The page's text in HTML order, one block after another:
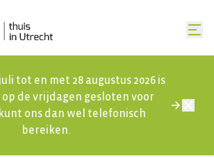
tot en met 28 augustus 2026 is
de vrijdagen gesloten voor
ons dan wel telefonisch
bereiken.